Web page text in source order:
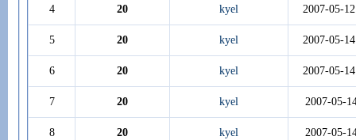
4 20 kyel 2007-05-
5 20 kyel 2007-05-
6 20 kyel 2007-05-
7 20 kyel 2007-05-
8 20 kyel 2007-05-